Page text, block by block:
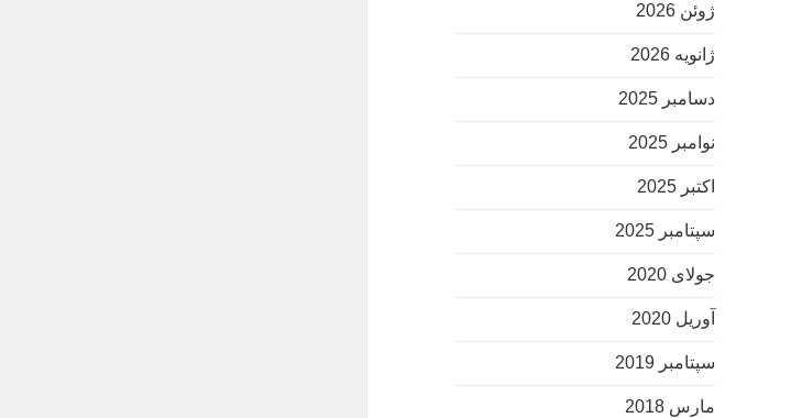
ژوئن 2026
ژانویه 2026
دسامبر 2025
نوامبر 2025
اکتبر 2025
سپتامبر 2025
جولای 2020
آوریل 2020
سپتامبر 2019
مارس 2018